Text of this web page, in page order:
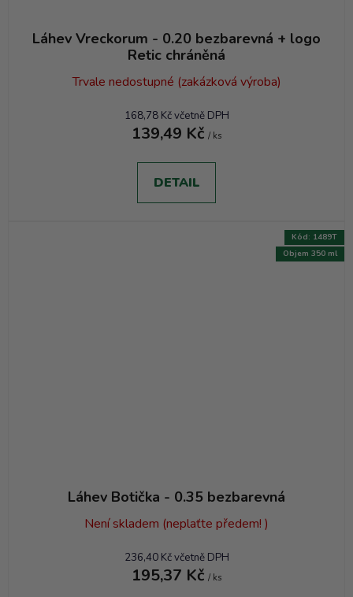
Láhev Vreckorum - 0.20 bezbarevná + logo
Retic chráněná
Trvale nedostupné (zakázková výroba)
168,78 Kč včetně DPH
139,49 Kč / ks
DETAIL
Láhev Botička - 0.35 bezbarevná
Není skladem (neplaťte předem! )
236,40 Kč včetně DPH
195,37 Kč / ks
Objem 350 ml
Kód: 1489T